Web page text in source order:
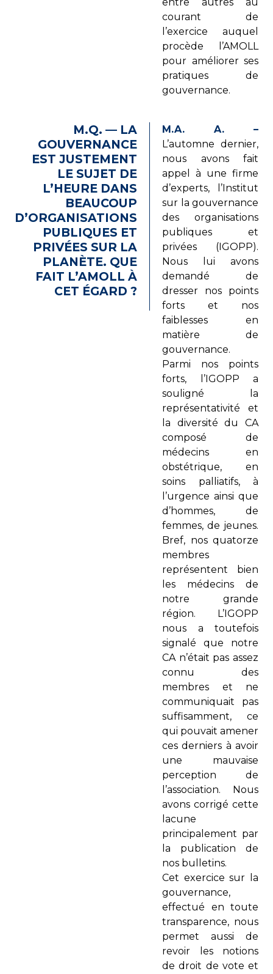
courant de
l’exercice auquel
procède l’AMOLL
pour améliorer ses
pratiques de
gouvernance.
M.Q. — LA
GOUVERNANCE
EST JUSTEMENT
LE SUJET DE
L’HEURE DANS
BEAUCOUP
D’ORGANISATIONS
PUBLIQUES ET
PRIVÉES SUR LA
PLANÈTE. QUE
FAIT L’AMOLL À
CET ÉGARD ?
M.A. A. –
L’automne dernier,
nous avons fait
appel à une firme
d’experts, l’Institut
sur la gouvernance
des organisations
publiques et
privées (IGOPP).
Nous lui avons
demandé de
dresser nos points
forts et nos
faiblesses en
matière de
gouvernance.
Parmi nos points
forts, l’IGOPP a
souligné la
représentativité et
la diversité du CA
composé de
médecins en
obstétrique, en
soins palliatifs, à
l’urgence ainsi que
d’hommes, de
femmes, de jeunes.
Bref, nos quatorze
membres
représentent bien
les médecins de
notre grande
région. L’IGOPP
nous a toutefois
signalé que notre
CA n’était pas assez
connu des
membres et ne
communiquait pas
suffisamment, ce
qui pouvait amener
ces derniers à avoir
une mauvaise
perception de
l’association. Nous
avons corrigé cette
lacune
principalement par
la publication de
nos bulletins.
Cet exercice sur la
gouvernance,
effectué en toute
transparence, nous
permet aussi de
revoir les notions
de droit de vote et